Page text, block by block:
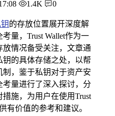
1.4K 0
的存放位置展开深度解
量，Trust Wallet作为一
情况备受关注，文章通
的具体存储之处，以帮
，鉴于私钥对于资产安
量进行了深入探讨，分
施，为用户在使用Trust
有价值的参考和建议。